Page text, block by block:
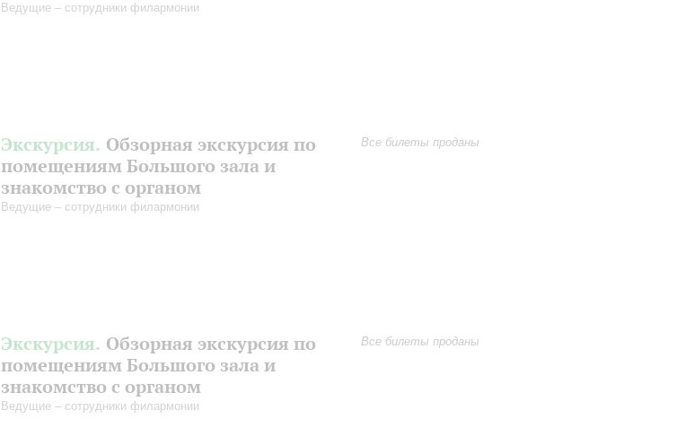
Ведущие – сотрудники филармонии
Экскурсия. Обзорная экскурсия по
помещениям Большого зала и
знакомство с органом
Ведущие – сотрудники филармонии
Все билеты проданы
Экскурсия. Обзорная экскурсия по
помещениям Большого зала и
знакомство с органом
Ведущие – сотрудники филармонии
Все билеты проданы